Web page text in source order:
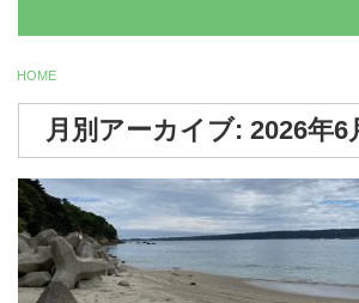
会社情報
HOME
月別アーカイブ: 2026年6